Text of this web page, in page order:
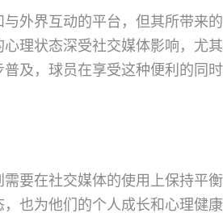
外界互动的平台，但其所带来
理状态深受社交媒体影响，尤
及，球员在享受这种便利的同
要在社交媒体的使用上保持平
也为他们的个人成长和心理健